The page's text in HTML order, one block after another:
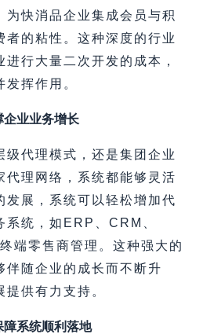
为快消品企业集成会员与积
者的粘性。这种深度的行业
行大量二次开发的成本，
挥作用。
企业业务增长
级代理模式，还是集团企业
代理网络，系统都能够灵活
发展，系统可以轻松增加代
系统，如ERP、CRM、
端零售商管理。这种强大的
伴随企业的成长而不断升
供有力支持。
障系统顺利落地